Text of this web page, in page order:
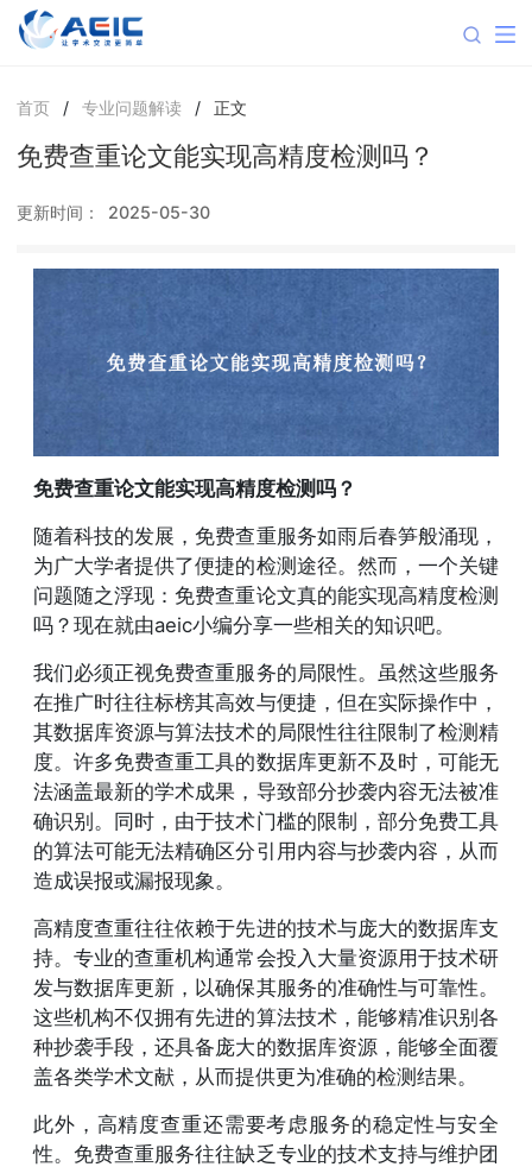
首页 / 专业问题解读 / 正文
免费查重论文能实现高精度检测吗？
更新时间： 2025-05-30
免费查重论文能实现高精度检测吗？
随着科技的发展，免费查重服务如雨后春笋般涌现，
为广大学者提供了便捷的检测途径。然而，一个关键
问题随之浮现：免费查重论文真的能实现高精度检测
吗？现在就由aeic小编分享一些相关的知识吧。
我们必须正视免费查重服务的局限性。虽然这些服务
在推广时往往标榜其高效与便捷，但在实际操作中，
其数据库资源与算法技术的局限性往往限制了检测精
度。许多免费查重工具的数据库更新不及时，可能无
法涵盖最新的学术成果，导致部分抄袭内容无法被准
确识别。同时，由于技术门槛的限制，部分免费工具
的算法可能无法精确区分引用内容与抄袭内容，从而
造成误报或漏报现象。
高精度查重往往依赖于先进的技术与庞大的数据库支
持。专业的查重机构通常会投入大量资源用于技术研
发与数据库更新，以确保其服务的准确性与可靠性。
这些机构不仅拥有先进的算法技术，能够精准识别各
种抄袭手段，还具备庞大的数据库资源，能够全面覆
盖各类学术文献，从而提供更为准确的检测结果。
此外，高精度查重还需要考虑服务的稳定性与安全
性。免费查重服务往往缺乏专业的技术支持与维护团